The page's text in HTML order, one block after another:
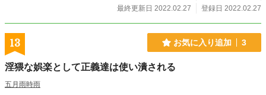
最終更新日 2022.02.27
登録日 2022.02.27
13 お気に入り追加 3
淫猥な娯楽として正義達は使い潰される
五月雨時雨